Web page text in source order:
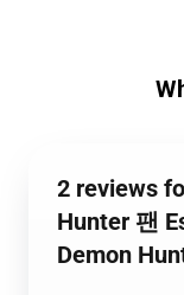
2 reviews
Hunter 팬
Demon